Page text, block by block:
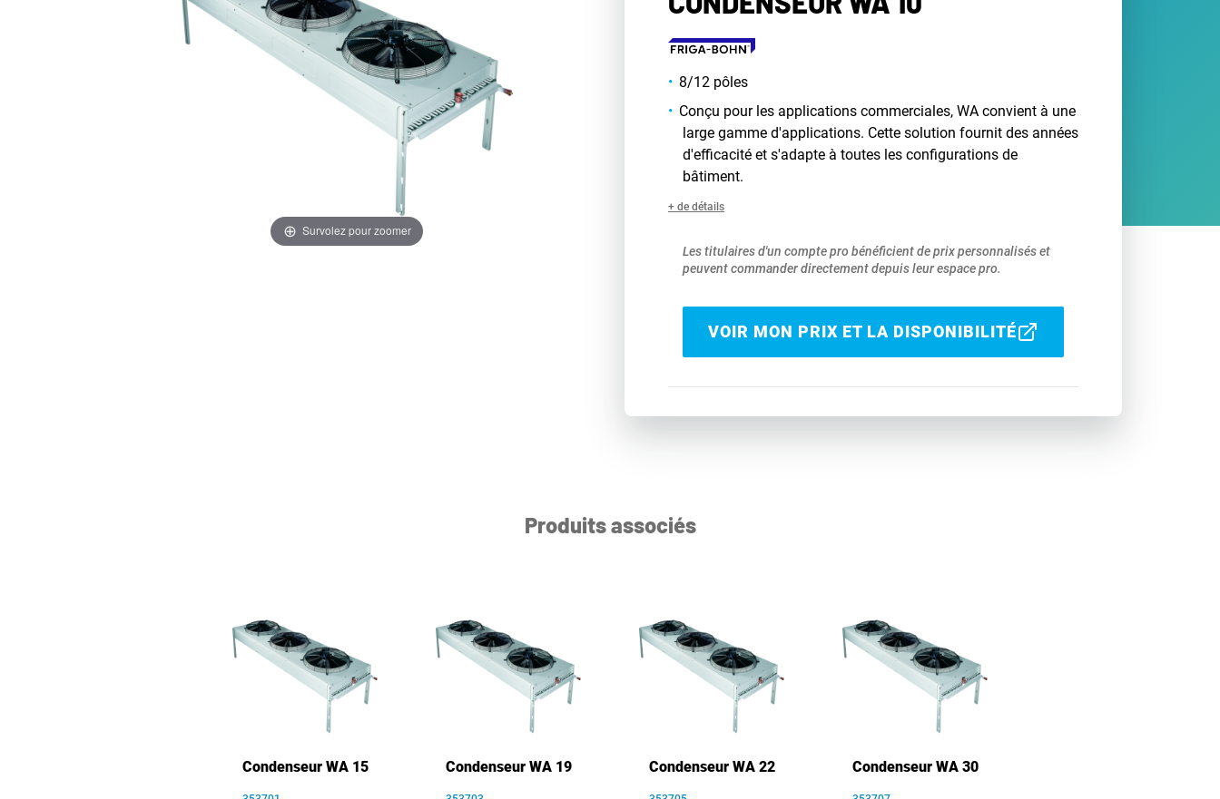
Survolez pour zoomer
8/12 pôles
Conçu pour les applications commerciales, WA convient à une
large gamme d'applications. Cette solution fournit des années
d'efficacité et s'adapte à toutes les configurations de
bâtiment.
+ de détails
Les titulaires d'un compte pro bénéficient de prix personnalisés et
peuvent commander directement depuis leur espace pro.
VOIR MON PRIX ET LA DISPONIBILITÉ
Produits associés
Condenseur WA 15 Condenseur WA 19 Condenseur WA 22 Condenseur WA 30